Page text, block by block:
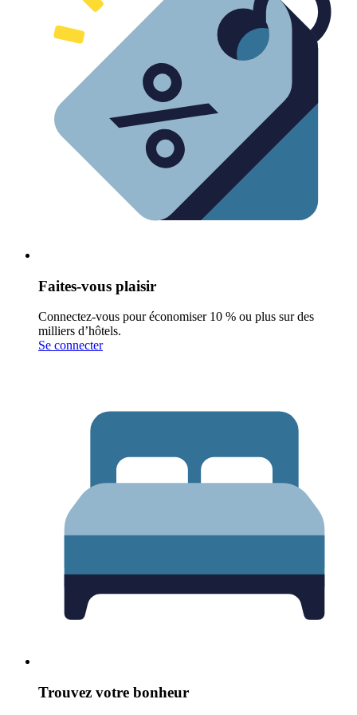
Faites-vous plaisir
Connectez-vous pour économiser 10 % ou plus sur des
milliers d’hôtels.
Se connecter
Trouvez votre bonheur